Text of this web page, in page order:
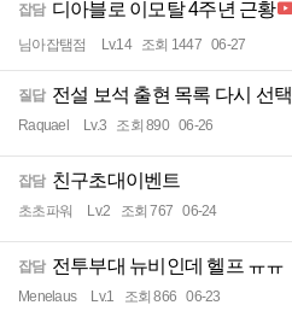
잡담 디아블로 이모탈 4주년 근황
님아잡탬점 Lv.14 조회 1447 06-27
질답 전설 보석 출현 목록 다시 선택
Raquael Lv.3 조회 890 06-26
잡담 친구초대이벤트
초초파워 Lv.2 조회 767 06-24
잡담 전투부대 뉴비인데 헬프 ㅠㅠ
Menelaus Lv.1 조회 866 06-23